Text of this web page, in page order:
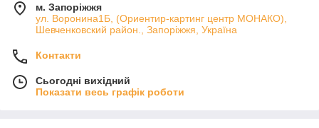
м. Запоріжжя
ул. Воронина1Б, (Ориентир-картинг центр МОНАКО),
Шевченковский район., Запоріжжя, Україна
Контакти
Сьогодні вихідний
Показати весь графік роботи